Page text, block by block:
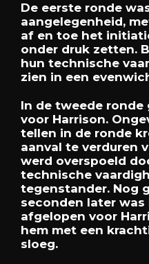
De eerste ronde
aangelegenheid,
af en toe het
onder druk zetten.
hun technische
zien in een
In de tweede
voor Harrison.
tellen in de ronde
aanval te verduren
werd overspoeld
technische
tegenstander. Nog
seconden later
afgelopen voor
hem met een
sloeg.